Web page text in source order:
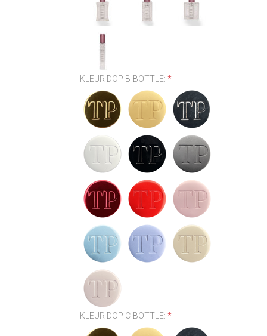
KLEUR DOP B-BOTTLE:*
KLEUR DOP C-BOTTLE:*